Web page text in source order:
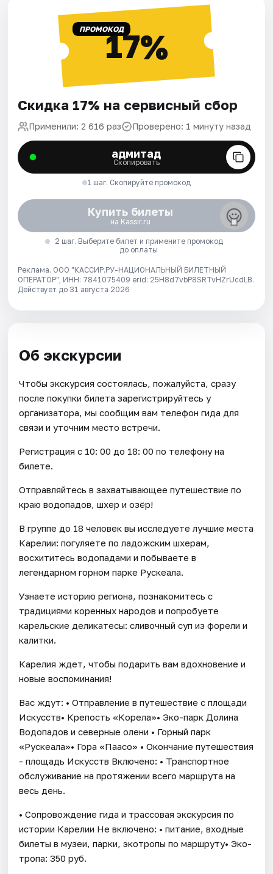
ПРОМОКОД17%
Скидка 17% на сервисный сбор
Применили: 2 616 раз Проверено: 1 минуту назад
адмитад
Скопировать
1 шаг. Скопируйте промокод
Купить билеты
на Kassir.ru
2 шаг. Выберите билет и примените промокод
до оплаты
Реклама. ООО "КАССИР.РУ-НАЦИОНАЛЬНЫЙ БИЛЕТНЫЙ
ОПЕРАТОР", ИНН: 7841075409 erid: 25H8d7vbP8SRTvHZrUcdLB.
Действует до 31 августа 2026
Об экскурсии
Чтобы экскурсия состоялась, пожалуйста, сразу
после покупки билета зарегистрируйтесь у
организатора, мы сообщим вам телефон гида для
связи и уточним место встречи.
Регистрация с 10: 00 до 18: 00 по телефону на
билете.
Отправляйтесь в захватывающее путешествие по
краю водопадов, шхер и озёр!
В группе до 18 человек вы исследуете лучшие места
Карелии: погуляете по ладожским шхерам,
восхититесь водопадами и побываете в
легендарном горном парке Рускеала.
Узнаете историю региона, познакомитесь с
традициями коренных народов и попробуете
карельские деликатесы: сливочный суп из форели и
калитки.
Карелия ждет, чтобы подарить вам вдохновение и
новые воспоминания!
Вас ждут: • Отправление в путешествие с площади
Искусств• Крепость «Корела»• Эко-парк Долина
Водопадов и северные олени • Горный парк
«Рускеала»• Гора «Паасо» • Окончание путешествия
- площадь Искусств Включено: • Транспортное
обслуживание на протяжении всего маршрута на
весь день.
• Сопровождение гида и трассовая экскурсия по
истории Карелии Не включено: • питание, входные
билеты в музеи, парки, экотропы по маршруту• Эко-
тропа: 350 руб.